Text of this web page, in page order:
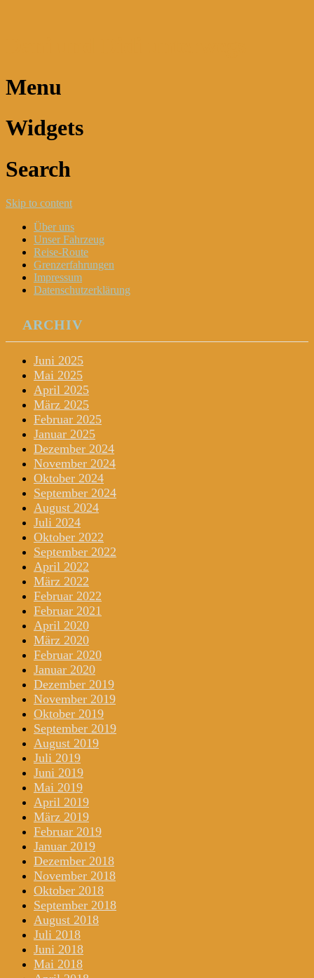
Menu
Widgets
Search
Skip to content
Über uns
Unser Fahrzeug
Reise-Route
Grenzerfahrungen
Impressum
Datenschutzerklärung
ARCHIV
Juni 2025
Mai 2025
April 2025
März 2025
Februar 2025
Januar 2025
Dezember 2024
November 2024
Oktober 2024
September 2024
August 2024
Juli 2024
Oktober 2022
September 2022
April 2022
März 2022
Februar 2022
Februar 2021
April 2020
März 2020
Februar 2020
Januar 2020
Dezember 2019
November 2019
Oktober 2019
September 2019
August 2019
Juli 2019
Juni 2019
Mai 2019
April 2019
März 2019
Februar 2019
Januar 2019
Dezember 2018
November 2018
Oktober 2018
September 2018
August 2018
Juli 2018
Juni 2018
Mai 2018